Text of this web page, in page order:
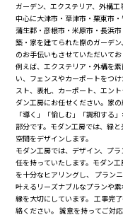
ガーデン、エクステリア、外構
中心に大津市・草津市・栗東市
蒲生郡・彦根市・米原市・長浜
築・家を建てられた際のガーデ
のお手伝いもさせていただいてお
例えば、エクステリア・外構を
い、フェンスやカーポートをつ
スト、表札、カーポート、エン
ダン工房にお任せください。家
「導く」「愉しむ」「調和する
部分です。モダン工房では、緑
空間をデザインします。
モダン工房では、デザイン、プ
任を持っていたします。モダン
を十分なヒアリングし、 プラン
叶えるリーズナブルなプランや
縁を大切にしています。 工事完
絡ください。 誠意を持ってご対